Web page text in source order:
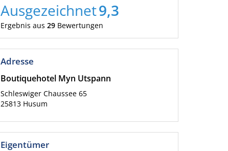
Ausgezeichnet9,3
Ergebnis aus 29 Bewertungen
Adresse
Boutiquehotel Myn Utspann
Schleswiger Chaussee 65
25813 Husum
Eigentümer